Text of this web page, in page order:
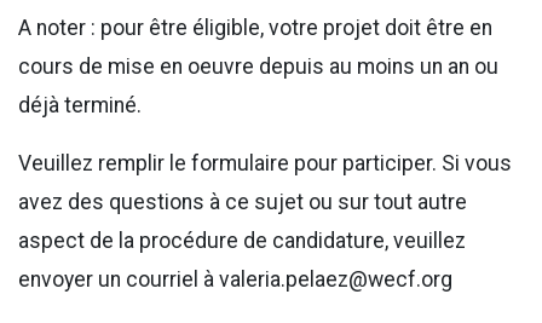
A noter : pour être éligible, votre projet doit être en
cours de mise en oeuvre depuis au moins un an ou
déjà terminé.
Veuillez remplir le formulaire pour participer. Si vous
avez des questions à ce sujet ou sur tout autre
aspect de la procédure de candidature, veuillez
envoyer un courriel à valeria.pelaez@wecf.org